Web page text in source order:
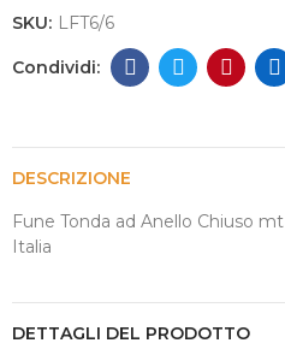
SKU: LFT6/6
DESCRIZIONE
Fune Tonda ad Anello Chiuso
Italia
DETTAGLI DEL PRODOTTO